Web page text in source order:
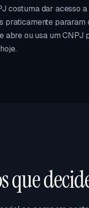
costuma dar acesso
praticamente
abre ou usa um
que